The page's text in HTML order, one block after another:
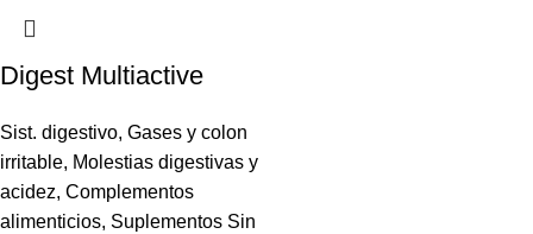
Digest Multiactive
Sist. digestivo, Gases y colon
irritable, Molestias digestivas y
acidez, Complementos
alimenticios, Suplementos Sin